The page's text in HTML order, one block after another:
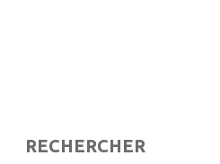
RECHERCHER